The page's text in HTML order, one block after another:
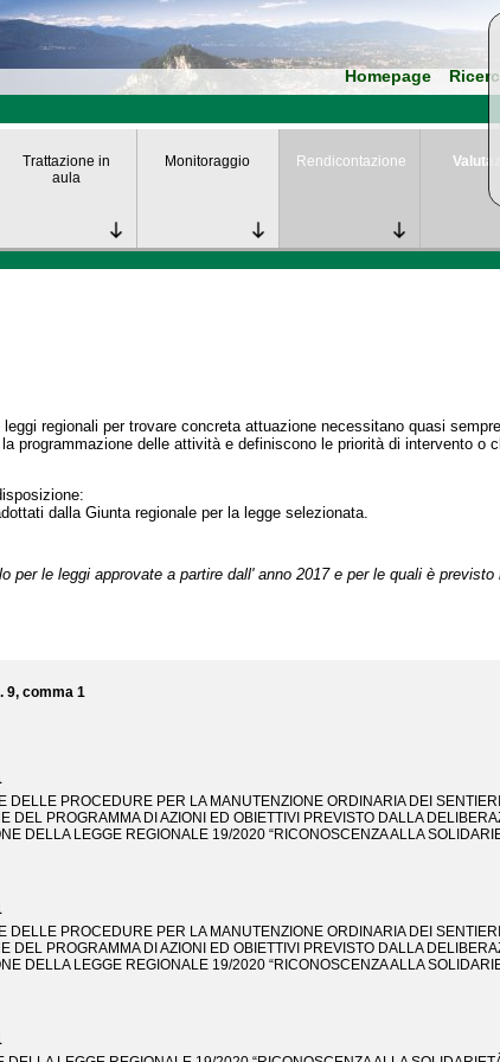
Homepage
Trattazione in
aula
Monitoraggio Rendicontazione
regionali per trovare concreta attuazione necessitano quasi
programmazione delle attività e definiscono le priorità di intervento o
dalla Giunta regionale per la legge selezionata.
per le leggi approvate a partire dall' anno 2017 e per le quali è
9, comma 1
DELLE PROCEDURE PER LA MANUTENZIONE ORDINARIA DEI
DEL PROGRAMMA DI AZIONI ED OBIETTIVI PREVISTO DALLA
DELLA LEGGE REGIONALE 19/2020 “RICONOSCENZA ALLA
DELLE PROCEDURE PER LA MANUTENZIONE ORDINARIA DEI
DEL PROGRAMMA DI AZIONI ED OBIETTIVI PREVISTO DALLA
DELLA LEGGE REGIONALE 19/2020 “RICONOSCENZA ALLA